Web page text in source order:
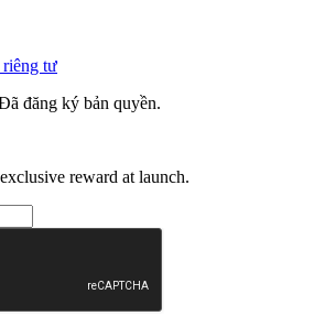
riêng tư
đăng ký bản quyền.
reward at launch.